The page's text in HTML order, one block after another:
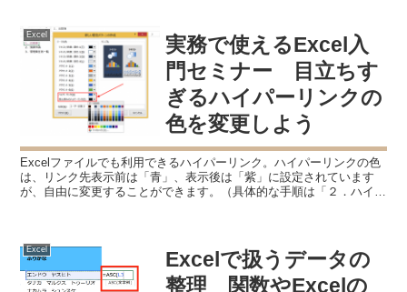
Excel
実務で使えるExcel入
門セミナー 目立ちす
ぎるハイパーリンクの
色を変更しよう
Excelファイルでも利用できるハイパーリンク。ハイパーリンクの色
は、リンク先表示前は「青」、表示後は「紫」に設定されています
が、自由に変更することができます。（具体的な手順は「２．ハイパ
Excel
Excelで扱うデータの
整理 関数やExcelの